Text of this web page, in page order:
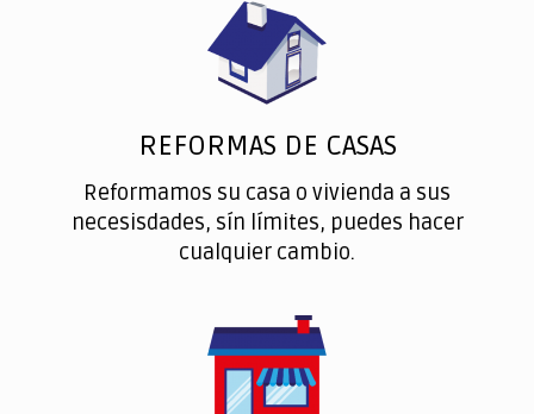
REFORMAS DE CASAS
Reformamos su casa o vivienda a sus
necesisdades, sín límites, puedes hacer
cualquier cambio.